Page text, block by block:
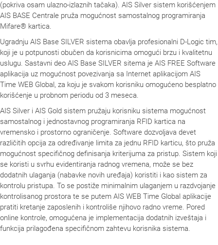
(pokriva osam ulazno-izlaznih tačaka). AIS Silver sistem korišćenjem
AIS BASE Centrale pruža mogućnost samostalnog programiranja
Mifare® kartica.
Ugradnju AIS Base SILVER sistema obavlja profesionalni D-Logic tim,
koji je u potpunosti obučen da korisnicima omogući brzu i kvalitetnu
uslugu. Sastavni deo AIS Base SILVER sitema je AIS FREE Software
aplikacija uz mogućnost povezivanja sa Internet aplikacijom AIS
Time WEB Global, za koju je svakom korisniku omogućeno besplatno
korišćenje u probnom periodu od 3 meseca.
AIS Silver i AIS Gold sistem pružaju korisniku sistema mogućnost
samostalnog i jednostavnog programiranja RFID kartica na
vremensko i prostorno ograničenje. Software dozvoljava devet
različitih opcija za određivanje limita za jednu RFID karticu, što pruža
mogućnost specifičnog definisanja kriterijuma za pristup. Sistem koji
se koristi u svrhu evidentiranja radnog vremena, može se bez
dodatnih ulaganja (nabavke novih uređaja) koristiti i kao sistem za
kontrolu pristupa. To se postiže minimalnim ulaganjem u razdvojanje
kontrolisanog prostora te se putem AIS WEB Time Global aplikacije
pratiti kretanje zaposlenih i kontroliše njihovo radno vreme. Pored
online kontrole, omogućena je implementacija dodatnih izveštaja i
funkcija prilagođena specifičnom zahtevu korisnika sistema.